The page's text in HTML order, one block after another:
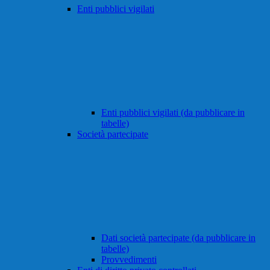
Enti pubblici vigilati
Enti pubblici vigilati (da pubblicare in
tabelle)
Società partecipate
Dati società partecipate (da pubblicare in
tabelle)
Provvedimenti